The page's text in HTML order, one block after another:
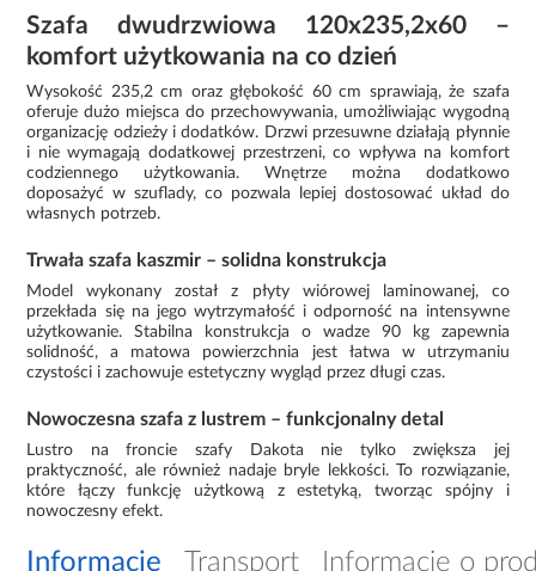
Szafa dwudrzwiowa 120x235,2x60 –
komfort użytkowania na co dzień
Wysokość 235,2 cm oraz głębokość 60 cm sprawiają, że szafa
oferuje dużo miejsca do przechowywania, umożliwiając wygodną
organizację odzieży i dodatków. Drzwi przesuwne działają płynnie
i nie wymagają dodatkowej przestrzeni, co wpływa na komfort
codziennego użytkowania. Wnętrze można dodatkowo
doposażyć w szuflady, co pozwala lepiej dostosować układ do
własnych potrzeb.
Trwała szafa kaszmir – solidna konstrukcja
Model wykonany został z płyty wiórowej laminowanej, co
przekłada się na jego wytrzymałość i odporność na intensywne
użytkowanie. Stabilna konstrukcja o wadze 90 kg zapewnia
solidność, a matowa powierzchnia jest łatwa w utrzymaniu
czystości i zachowuje estetyczny wygląd przez długi czas.
Nowoczesna szafa z lustrem – funkcjonalny detal
Lustro na froncie szafy Dakota nie tylko zwiększa jej
praktyczność, ale również nadaje bryle lekkości. To rozwiązanie,
które łączy funkcję użytkową z estetyką, tworząc spójny i
nowoczesny efekt.
Informacje Transport Informacje o